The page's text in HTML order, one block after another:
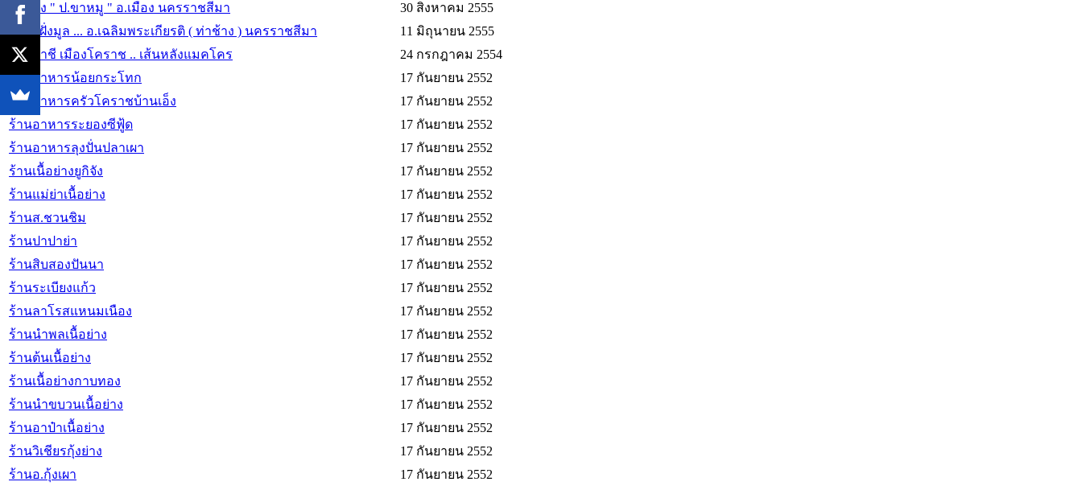
ร้านดัง " ป.ขาหมู " อ.เมือง นครราชสีมา
30 สิงหาคม 2555
สมใจฝั่งมูล ... อ.เฉลิมพระเกียรติ ( ท่าช้าง ) นครราชสีมา
11 มิถุนายน 2555
ร้านป้าชี เมืองโคราช .. เส้นหลังแมคโคร
24 กรกฎาคม 2554
ร้านอาหารน้อยกระโทก
17 กันยายน 2552
ร้านอาหารครัวโคราชบ้านเอ็ง
17 กันยายน 2552
ร้านอาหารระยองซีฟู้ด
17 กันยายน 2552
ร้านอาหารลุงปั่นปลาเผา
17 กันยายน 2552
ร้านเนื้อย่างยูกิจัง
17 กันยายน 2552
ร้านแม่ย่าเนื้อย่าง
17 กันยายน 2552
ร้านส.ชวนชิม
17 กันยายน 2552
ร้านปาปาย่า
17 กันยายน 2552
ร้านสิบสองปันนา
17 กันยายน 2552
ร้านระเบียงแก้ว
17 กันยายน 2552
ร้านลาโรสแหนมเนือง
17 กันยายน 2552
ร้านนำพลเนื้อย่าง
17 กันยายน 2552
ร้านต้นเนื้อย่าง
17 กันยายน 2552
ร้านเนื้อย่างกาบทอง
17 กันยายน 2552
ร้านนำขบวนเนื้อย่าง
17 กันยายน 2552
ร้านอาป๋าเนื้อย่าง
17 กันยายน 2552
ร้านวิเชียรกุ้งย่าง
17 กันยายน 2552
ร้านอ.กุ้งเผา
17 กันยายน 2552